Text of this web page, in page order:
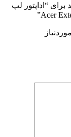
“اداپتور لپ